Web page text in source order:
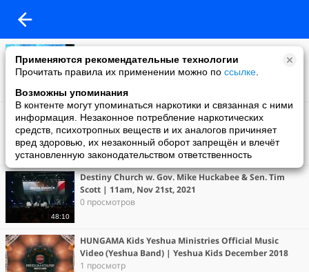
Применяются рекомендательные технологии
Прочитать правила их применении можно по ссылке
Возможны упоминания
В контенте могут упоминаться наркотики и связанная с ними
информация. Незаконное потребление наркотических
средств, психотропных веществ и их аналогов причиняет
вред здоровью, их незаконный оборот запрещён и влечёт
установленную законодательством ответственность
The Holy Spirit And His Gifts Part 1 | Pastor Bayless
Conley | Cottonwood Church
0 просмотров
49:48
Евгений Пересветов "Медленный Бог" | Evgeny
Peresvetov "God who is slow to answer"
4 просмотра
48:10
Destiny Church w. Gov. Mike Huckabee & Sen. Tim
Scott | 11am, Nov 21st, 2021
0 просмотров
HUNGAMA Kids Yeshua Ministries Official Music
Video (Yeshua Band) | Yeshua Kids December 2018
1 просмотр